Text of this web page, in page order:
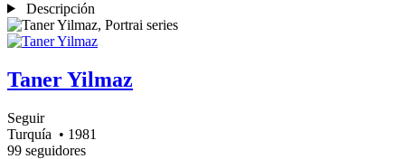
Descripción
Taner Yilmaz
Seguir
Turquía • 1981
99 seguidores